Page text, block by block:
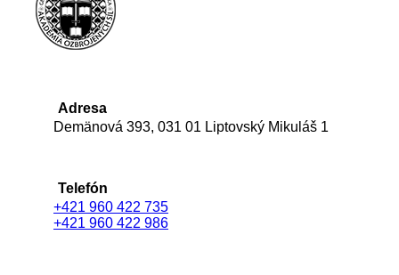
Adresa
Demänová 393, 031 01 Liptovský Mikuláš 1
Telefón
+421 960 422 735
+421 960 422 986